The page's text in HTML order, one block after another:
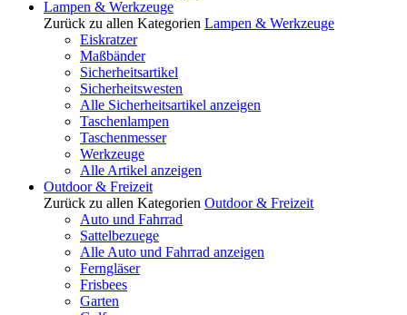
Lampen & Werkzeuge
Zurück zu allen Kategorien Lampen & Werkzeuge
Eiskratzer
Maßbänder
Sicherheitsartikel
Sicherheitswesten
Alle Sicherheitsartikel anzeigen
Taschenlampen
Taschenmesser
Werkzeuge
Alle Artikel anzeigen
Outdoor & Freizeit
Zurück zu allen Kategorien Outdoor & Freizeit
Auto und Fahrrad
Sattelbezuege
Alle Auto und Fahrrad anzeigen
Ferngläser
Frisbees
Garten